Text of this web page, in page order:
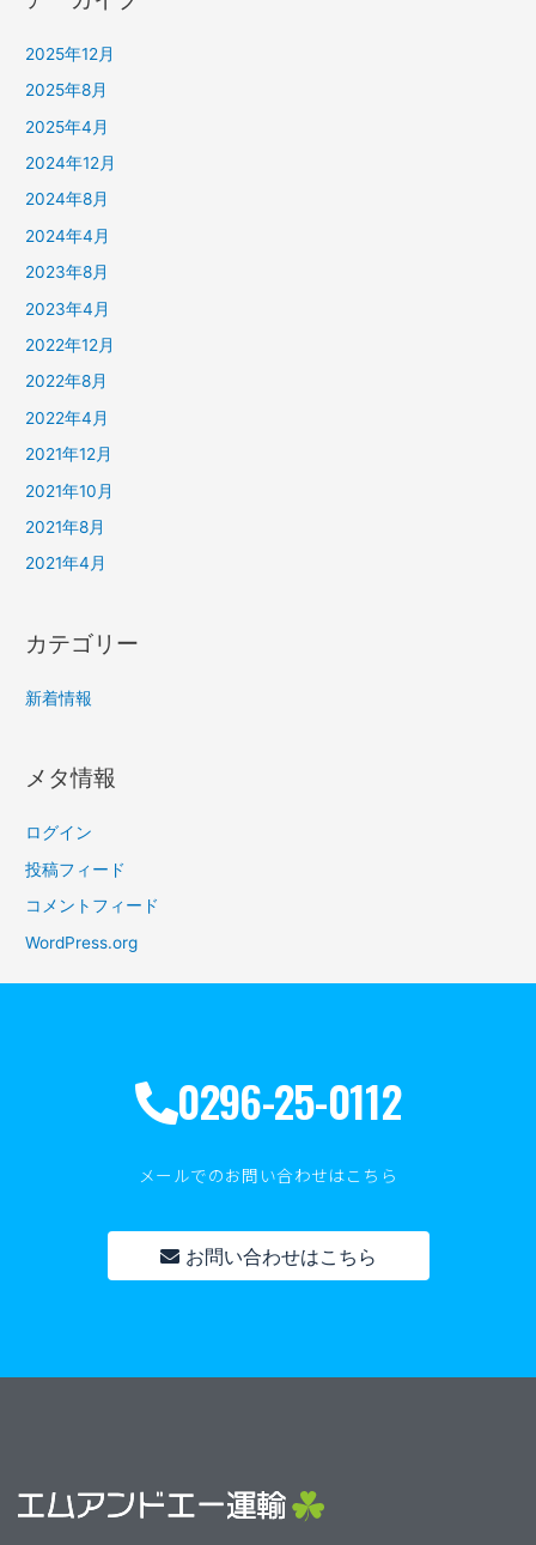
2025年12月
2025年8月
2025年4月
2024年12月
2024年8月
2024年4月
2023年8月
2023年4月
2022年12月
2022年8月
2022年4月
2021年12月
2021年10月
2021年8月
2021年4月
カテゴリー
新着情報
メタ情報
ログイン
投稿フィード
コメントフィード
WordPress.org
0296-25-0112
メールでのお問い合わせはこちら
お問い合わせはこちら